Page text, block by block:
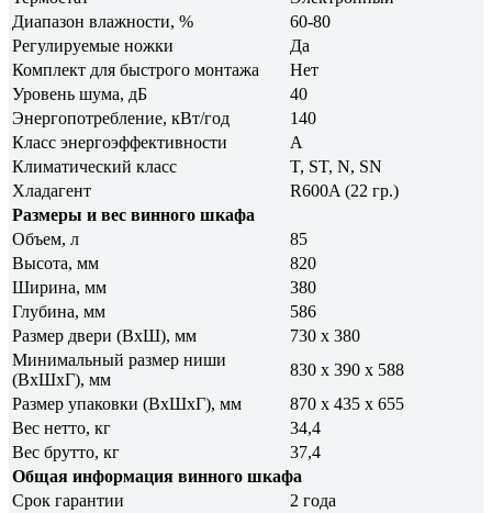
Диапазон влажности, %
60-80
Регулируемые ножки
Да
Комплект для быстрого монтажа
Нет
Уровень шума, дБ
40
Энергопотребление, кВт/год
140
Класс энергоэффективности
A
Климатический класс
T, ST, N, SN
Хладагент
R600A (22 гр.)
Размеры и вес винного шкафа
Объем, л
85
Высота, мм
820
Ширина, мм
380
Глубина, мм
586
Размер двери (ВхШ), мм
730 х 380
Минимальный размер ниши
(ВхШхГ), мм
830 х 390 х 588
Размер упаковки (ВxШxГ), мм
870 х 435 х 655
Вес нетто, кг
34,4
Вес брутто, кг
37,4
Общая информация винного шкафа
Срок гарантии
2 года